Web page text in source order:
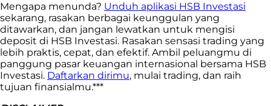
Mengapa menunda? Unduh aplikasi HSB Investasi
sekarang, rasakan berbagai keunggulan yang
ditawarkan, dan jangan lewatkan untuk mengisi
deposit di HSB Investasi. Rasakan sensasi trading yang
lebih praktis, cepat, dan efektif. Ambil peluangmu di
panggung pasar keuangan internasional bersama HSB
Investasi. Daftarkan dirimu, mulai trading, dan raih
tujuan finansialmu.***